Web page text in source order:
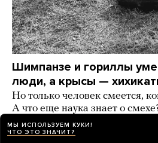
Шимпанзе и гориллы
люди, а крысы —
Но только человек смеется,
А что еще наука знает о
РАЗБОР 2 дня назад
МЫ ИСПОЛЬЗУЕМ КУКИ!
ЧТО ЭТО ЗНАЧИТ?